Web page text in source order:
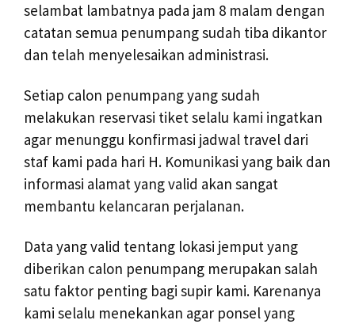
selambat lambatnya pada jam 8 malam dengan
catatan semua penumpang sudah tiba dikantor
dan telah menyelesaikan administrasi.
Setiap calon penumpang yang sudah
melakukan reservasi tiket selalu kami ingatkan
agar menunggu konfirmasi jadwal travel dari
staf kami pada hari H. Komunikasi yang baik dan
informasi alamat yang valid akan sangat
membantu kelancaran perjalanan.
Data yang valid tentang lokasi jemput yang
diberikan calon penumpang merupakan salah
satu faktor penting bagi supir kami. Karenanya
kami selalu menekankan agar ponsel yang